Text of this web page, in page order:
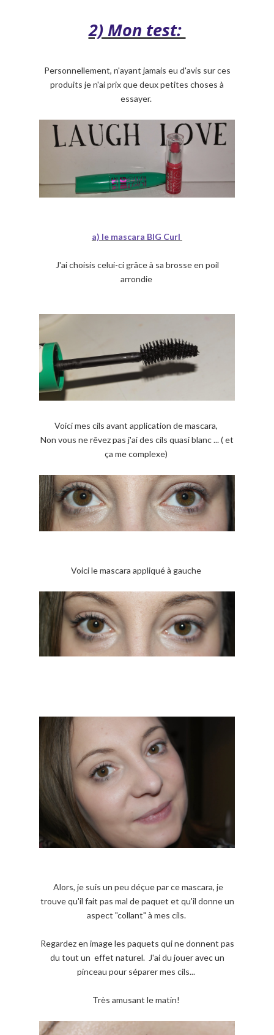
2) Mon test:
Personnellement, n'ayant jamais eu d'avis sur ces
produits je n'ai prix que deux petites choses à
essayer.
a) le mascara BIG Curl
J'ai choisis celui-ci grâce à sa brosse en poil
arrondie
Voici mes cils avant application de mascara,
Non vous ne rêvez pas j'ai des cils quasi blanc ... ( et
ça me complexe)
Voici le mascara appliqué à gauche
Alors, je suis un peu déçue par ce mascara, je
trouve qu'il fait pas mal de paquet et qu'il donne un
aspect "collant" à mes cils.
Regardez en image les paquets qui ne donnent pas
du tout un effet naturel. J'ai du jouer avec un
pinceau pour séparer mes cils...
Très amusant le matin!